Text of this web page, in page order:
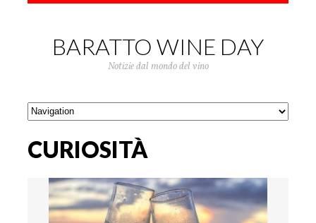
BARATTO WINE DAY
Notizie dal mondo del vino
CURIOSITÀ